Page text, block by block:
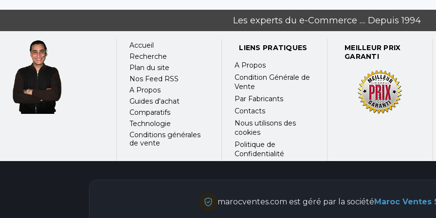
Les experts du e-Commerce .... Depuis 1994
Accueil
Recherche
Plan du site
Nos Feed RSS
A Propos
Guides d'achat
Comparatifs
Technologie
Conditions générales
de vente
LIENS PRATIQUES
A Propos
Condition Générale de
Vente
Par Fabricants
Contacts
Nous utilisons des
cookies
Politique de
Confidentialité
MEILLEUR PRIX
GARANTI
marocventes.com est géré par la sociétéMaroc Ventes